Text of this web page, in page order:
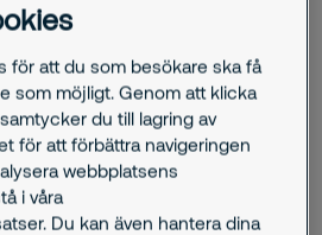
med
riskhantering
för att du som besökare ska få
som möjligt. Genom att klicka
du till lagring av
för att förbättra navigeringen
webbplatsens
i våra
Du kan även hantera dina